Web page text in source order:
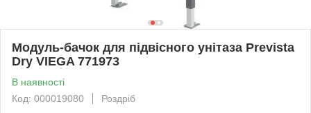
Модуль-бачок для підвісного унітаза Prevista
Dry VIEGA 771973
В наявності
Код: 000019080
Роздріб